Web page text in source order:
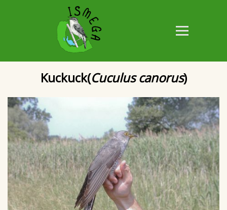
Kuckuck(Cuculus canorus)